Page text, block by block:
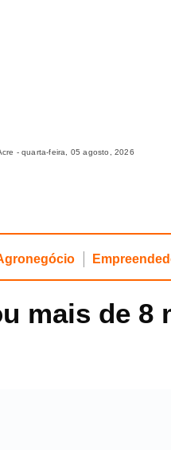
- quarta-feira, 05 agosto, 2026
mais de 8